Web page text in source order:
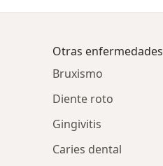
Otras enfermedades
Bruxismo
Diente roto
Gingivitis
Caries dental